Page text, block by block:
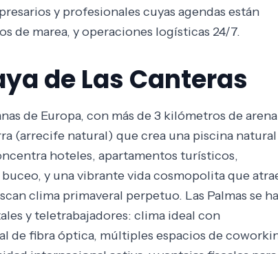
y profesionales cuyas agendas están
de marea, y operaciones logísticas 24/7.
de Las Canteras
de Europa, con más de 3 kilómetros de arena
(arrecife natural) que crea una piscina natural
hoteles, apartamentos turísticos,
y una vibrante vida cosmopolita que
clima primaveral perpetuo. Las Palmas se
y teletrabajadores: clima ideal con
de fibra óptica, múltiples espacios de